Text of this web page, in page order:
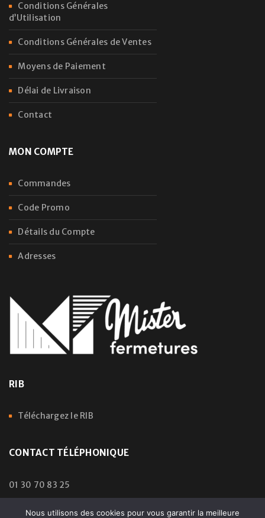
Conditions Générales
d’Utilisation
Conditions Générales de Ventes
Moyens de Paiement
Délai de Livraison
Contact
MON COMPTE
Commandes
Code Promo
Détails du Compte
Adresses
RIB
Téléchargez le RIB
CONTACT TÉLÉPHONIQUE
01 30 70 83 25
Nous utilisons des cookies pour vous garantir la meilleure